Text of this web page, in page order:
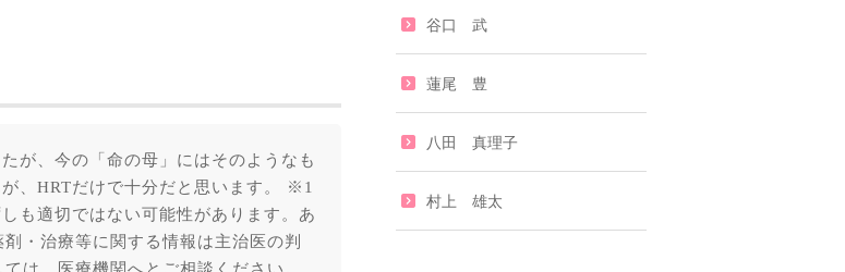
が、今の「命の母」にはそのようなも
、HRTだけで十分だと思います。 ※1
も適切ではない可能性があります。あ
・治療等に関する情報は主治医の判
は、医療機関へとご相談ください。
谷口 武
蓮尾 豊
八田 真理子
村上 雄太